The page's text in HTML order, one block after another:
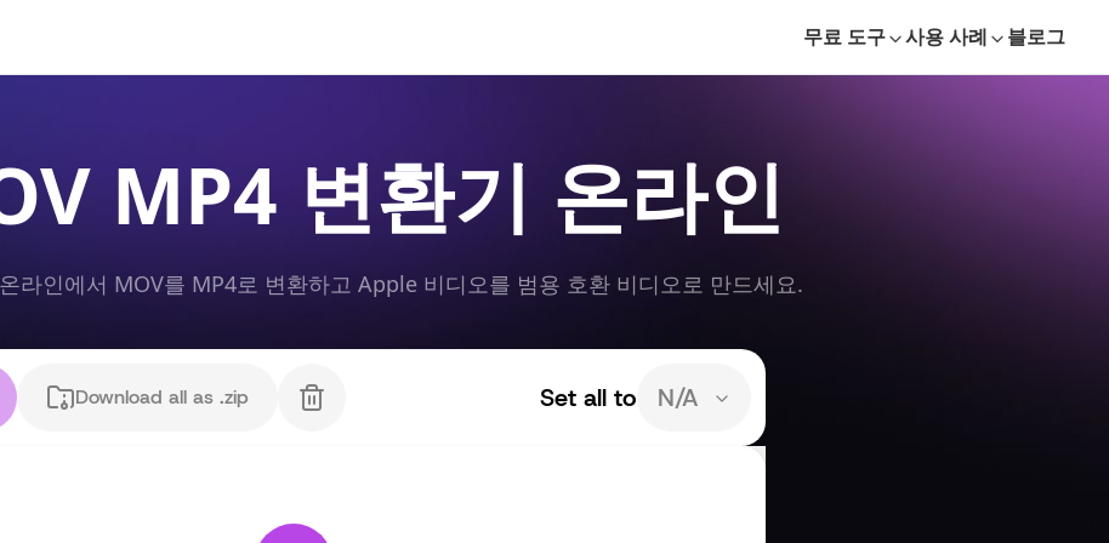
무료 도구 사용 사례 블로그
MP4 변환기 온라인
라인에서 MOV를 MP4로 변환하고 Apple 비디오를 범용 호환 비디오로 만드세요.